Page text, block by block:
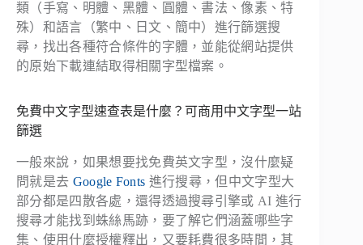
類（手寫、明體、黑體、圓體、書法、像素、特
殊）和語言（繁中、日文、簡中）進行篩選搜
尋，找出各種符合條件的字體，並能從網站提供
的原始下載連結取得相關字型檔案。
免費中文字型速查表是什麼？可商用中文字型一站
篩選
一般來說，如果想要找免費英文字型，沒什麼疑
問就是去 Google Fonts 進行搜尋，但中文字型大
部分都是四散各處，還得透過搜尋引擎或 AI 進行
搜尋才能找到蛛絲馬跡，要了解它們涵蓋哪些字
集、使用什麼授權釋出，又要耗費很多時間，其